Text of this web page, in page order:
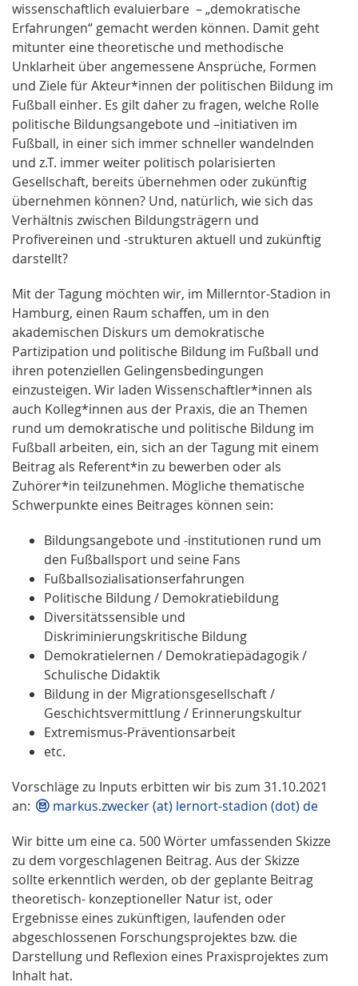
wissenschaftlich evaluierbare – „demokratische
Erfahrungen“ gemacht werden können. Damit geht
mitunter eine theoretische und methodische
Unklarheit über angemessene Ansprüche, Formen
und Ziele für Akteur*innen der politischen Bildung im
Fußball einher. Es gilt daher zu fragen, welche Rolle
politische Bildungsangebote und –initiativen im
Fußball, in einer sich immer schneller wandelnden
und z.T. immer weiter politisch polarisierten
Gesellschaft, bereits übernehmen oder zukünftig
übernehmen können? Und, natürlich, wie sich das
Verhältnis zwischen Bildungsträgern und
Profivereinen und -strukturen aktuell und zukünftig
darstellt?
Mit der Tagung möchten wir, im Millerntor-Stadion in
Hamburg, einen Raum schaffen, um in den
akademischen Diskurs um demokratische
Partizipation und politische Bildung im Fußball und
ihren potenziellen Gelingensbedingungen
einzusteigen. Wir laden Wissenschaftler*innen als
auch Kolleg*innen aus der Praxis, die an Themen
rund um demokratische und politische Bildung im
Fußball arbeiten, ein, sich an der Tagung mit einem
Beitrag als Referent*in zu bewerben oder als
Zuhörer*in teilzunehmen. Mögliche thematische
Schwerpunkte eines Beitrages können sein:
Bildungsangebote und -institutionen rund um
den Fußballsport und seine Fans
Fußballsozialisationserfahrungen
Politische Bildung / Demokratiebildung
Diversitätssensible und
Diskriminierungskritische Bildung
Demokratielernen / Demokratiepädagogik /
Schulische Didaktik
Bildung in der Migrationsgesellschaft /
Geschichtsvermittlung / Erinnerungskultur
Extremismus-Präventionsarbeit
etc.
Vorschläge zu Inputs erbitten wir bis zum 31.10.2021
an:
markus.zwecker (at) lernort-stadion (dot) de
Wir bitte um eine ca. 500 Wörter umfassenden Skizze
zu dem vorgeschlagenen Beitrag. Aus der Skizze
sollte erkenntlich werden, ob der geplante Beitrag
theoretisch- konzeptioneller Natur ist, oder
Ergebnisse eines zukünftigen, laufenden oder
abgeschlossenen Forschungsprojektes bzw. die
Darstellung und Reflexion eines Praxisprojektes zum
Inhalt hat.